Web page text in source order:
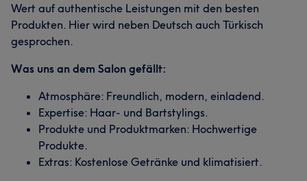
Wert auf authentische Leistungen mit den besten
Produkten. Hier wird neben Deutsch auch Türkisch
gesprochen.
Was uns an dem Salon gefällt:
Atmosphäre: Freundlich, modern, einladend.
Expertise: Haar- und Bartstylings.
Produkte und Produktmarken: Hochwertige
Produkte.
Extras: Kostenlose Getränke und klimatisiert.